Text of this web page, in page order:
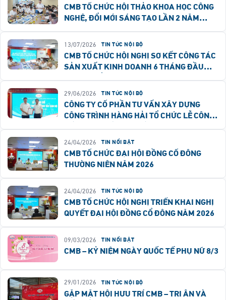
CMB TỔ CHỨC HỘI THẢO KHOA HỌC CÔNG
NGHỆ, ĐỔI MỚI SÁNG TẠO LẦN 2 NĂM
2026
13/07/2026 TIN TỨC NỘI BỘ
CMB TỔ CHỨC HỘI NGHỊ SƠ KẾT CÔNG TÁC
SẢN XUẤT KINH DOANH 6 THÁNG ĐẦU
NĂM, TRIỂN KHAI NHIỆM VỤ 6 THÁNG
CUỐI NĂM 2026
29/06/2026 TIN TỨC NỘI BỘ
CÔNG TY CỔ PHẦN TƯ VẤN XÂY DỰNG
CÔNG TRÌNH HÀNG HẢI TỔ CHỨC LỄ CÔNG
BỐ CÁC QUYẾT ĐỊNH VỀ CÔNG TÁC CÁN BỘ
24/04/2026 TIN NỔI BẬT
CMB TỔ CHỨC ĐẠI HỘI ĐỒNG CỔ ĐÔNG
THƯỜNG NIÊN NĂM 2026
24/04/2026 TIN TỨC NỘI BỘ
CMB TỔ CHỨC HỘI NGHỊ TRIỂN KHAI NGHỊ
QUYẾT ĐẠI HỘI ĐỒNG CỔ ĐÔNG NĂM 2026
09/03/2026 TIN NỔI BẬT
CMB – KỶ NIỆM NGÀY QUỐC TẾ PHỤ NỮ 8/3
29/01/2026 TIN TỨC NỘI BỘ
GẶP MẶT HỘI HƯU TRÍ CMB – TRI ÂN VÀ